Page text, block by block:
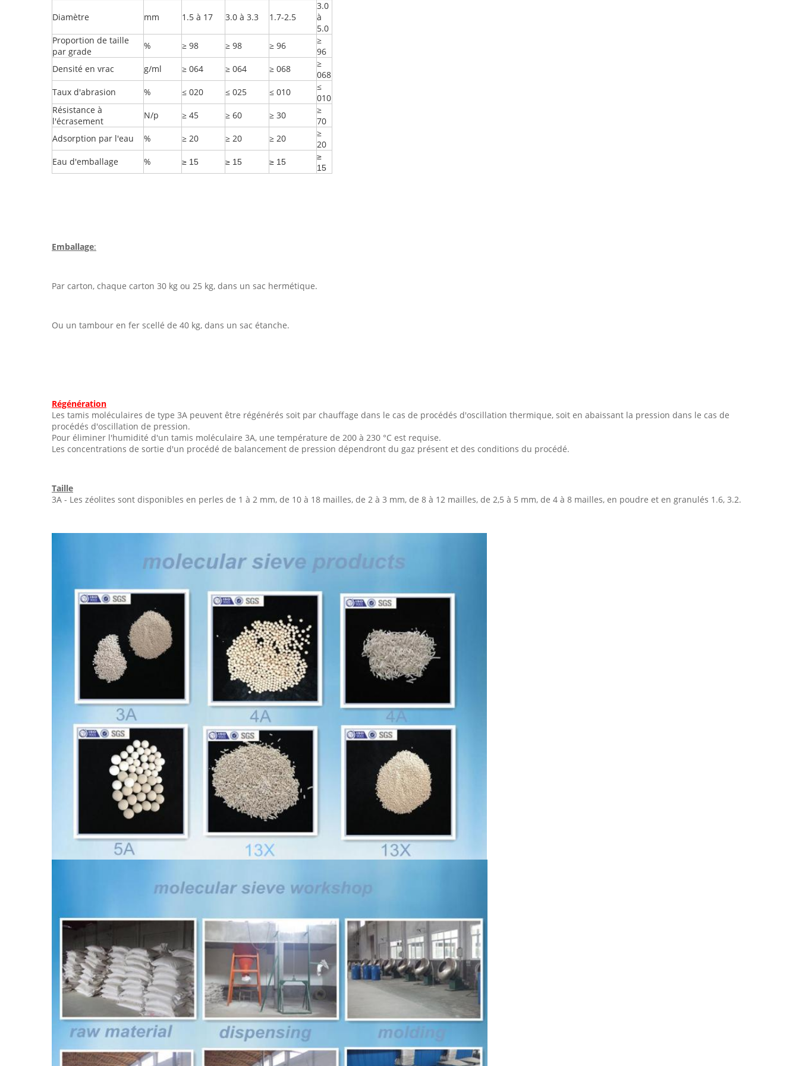
Diamètre mm 1.5 à 17 3.0 à 3.3 1.7-2.5
3.0
à
5.0
Proportion de taille
par grade
% ≥ 98 ≥ 98 ≥ 96
≥
96
Densité en vrac
g/ml ≥ 064 ≥ 064 ≥ 068
≥
068
Taux d'abrasion
% ≤ 020 ≤ 025 ≤ 010
≤
010
Résistance à
l'écrasement
N/p ≥ 45 ≥ 60 ≥ 30
≥
70
Adsorption par l'eau
% ≥ 20 ≥ 20 ≥ 20
≥
20
Eau d'emballage
% ≥ 15 ≥ 15 ≥ 15
≥
15
Emballage:
Par carton, chaque carton 30 kg ou 25 kg, dans un sac hermétique.
Ou un tambour en fer scellé de 40 kg, dans un sac étanche.
Régénération
Les tamis moléculaires de type 3A peuvent être régénérés soit par chauffage dans le cas de procédés d'oscillation thermique, soit en abaissant la pression dans le cas de
procédés d'oscillation de pression.
Pour éliminer l'humidité d'un tamis moléculaire 3A, une température de 200 à 230 °C est requise.
Les concentrations de sortie d'un procédé de balancement de pression dépendront du gaz présent et des conditions du procédé.
Taille
3A - Les zéolites sont disponibles en perles de 1 à 2 mm, de 10 à 18 mailles, de 2 à 3 mm, de 8 à 12 mailles, de 2,5 à 5 mm, de 4 à 8 mailles, en poudre et en granulés 1.6, 3.2.